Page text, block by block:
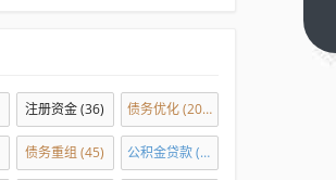
注册资金(36) 债务优化(205)
债务重组 (45) 公积金贷款(303)